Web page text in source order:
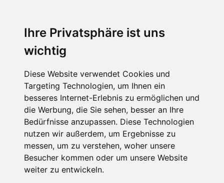
Ihre Privatsphäre ist uns
wichtig
Diese Website verwendet Cookies und
Targeting Technologien, um Ihnen ein
besseres Internet-Erlebnis zu ermöglichen und
die Werbung, die Sie sehen, besser an Ihre
Bedürfnisse anzupassen. Diese Technologien
nutzen wir außerdem, um Ergebnisse zu
messen, um zu verstehen, woher unsere
Besucher kommen oder um unsere Website
weiter zu entwickeln.